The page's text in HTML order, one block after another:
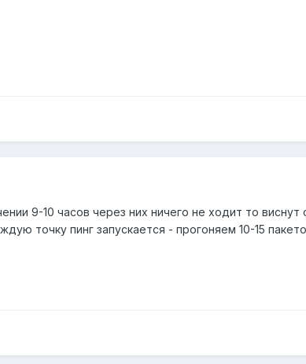
9-10 часов через них ничего не ходит то
точку пинг запускается - прогоняем 10-15